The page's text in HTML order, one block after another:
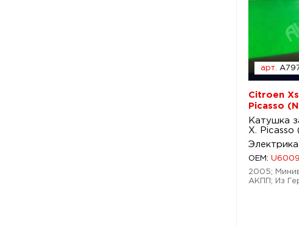
арт.
Citroen
Picasso
Катушка
X. Picasso
Электрика
OEM:
2005;
АКПП; Из